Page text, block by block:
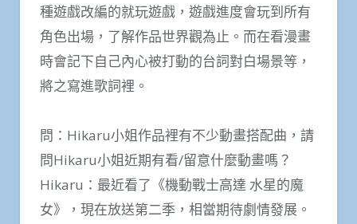
種遊戲改編的就玩遊戲，遊戲進度會玩到所有
角色出場，了解作品世界觀為止。而在看漫畫
時會記下自己內心被打動的台詞對白場景等，
將之寫進歌詞裡。
問：Hikaru小姐作品裡有不少動畫搭配曲，請
問Hikaru小姐近期有看/留意什麼動畫嗎？
Hikaru：最近看了《機動戰士高達 水星的魔
女》，現在放送第二季，相當期待劇情發展。